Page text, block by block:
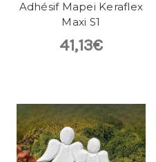
Adhésif Mapei Keraflex
Maxi S1
41,13€